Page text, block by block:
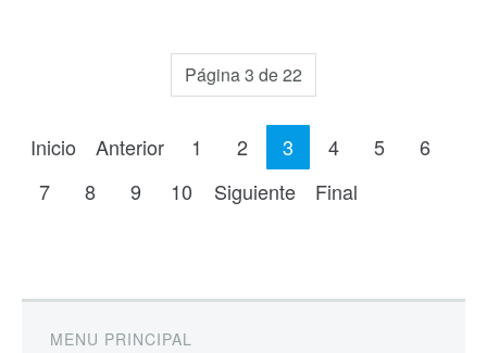
Página 3 de 22
Inicio Anterior 1 2 3 4 5
6
7
8 9 10 Siguiente Final
MENU PRINCIPAL